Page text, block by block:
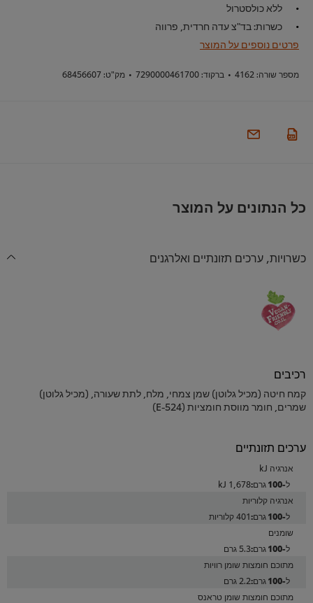
ללא כולסטרול
כשרות: בד"צ עדה חרדית, פרווה
פרטים נוספים על המוצר
מספר שורה: • ברקוד: • מק"ט:
כל הנתונים על המוצר
כשרויות, ערכים תזונתיים ואלרגנים
רכיבים
קמח חיטה (מכיל גלוטן) שמן צמחי, מלח, לתת שעורה, (מכיל גלוטן)
שמרים, חומר מווסת חומציות (E-524)
ערכים תזונתיים
אנרגיה kJ
1,678 kJ
אנרגיה קלוריות
401 קלוריות
שומנים
5.3 גרם
מתוכם חומצות שומן רוויות
2.2 גרם
מתוכם חומצות שומן טראנס